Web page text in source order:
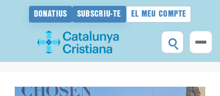
DONATIUS SUBSCRIU-TE EL MEU COMPTE
contingut